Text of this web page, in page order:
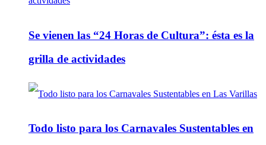
Se vienen las “24 Horas de Cultura”: ésta es la
grilla de actividades
Todo listo para los Carnavales Sustentables en